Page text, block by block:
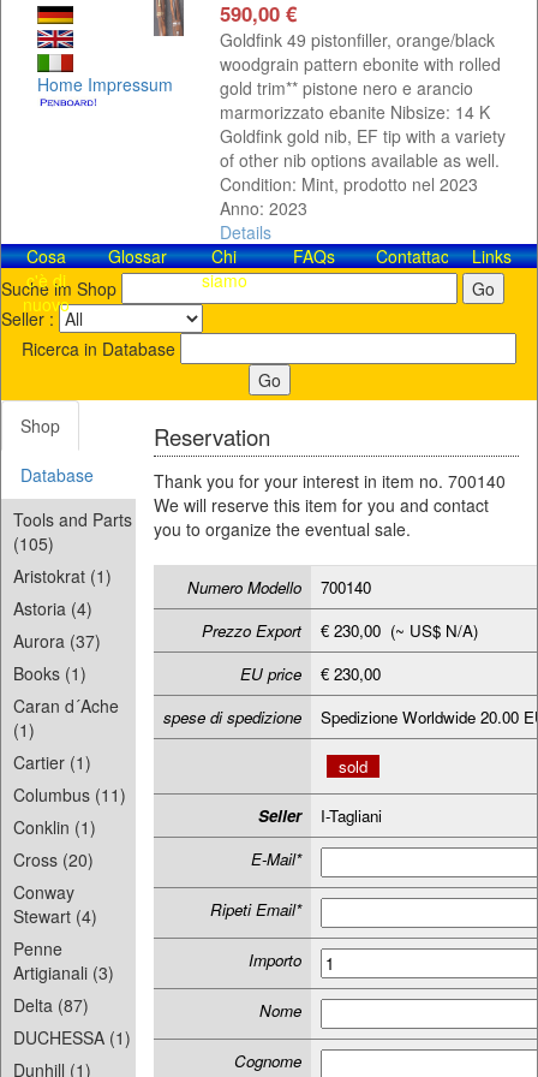
Home Impressum
590,00 €
Goldfink 49 pistonfiller, orange/black
woodgrain pattern ebonite with rolled
gold trim** pistone nero e arancio
marmorizzato ebanite Nibsize: 14 K
Goldfink gold nib, EF tip with a variety
of other nib options available as well.
Condition: Mint, prodotto nel 2023
Anno: 2023
Details
Cosa
c'è di
nuovo
Glossar
Chi
siamo
FAQs Contattaci! Links
Suche im Shop
Seller :
Ricerca in Database
Shop
Database
Tools and Parts
(105)
Aristokrat (1)
Astoria (4)
Aurora (37)
Books (1)
Caran d´Ache
(1)
Cartier (1)
Columbus (11)
Conklin (1)
Cross (20)
Conway
Stewart (4)
Penne
Artigianali (3)
Delta (87)
DUCHESSA (1)
Dunhill (1)
Reservation
Thank you for your interest in item no. 700140
We will reserve this item for you and contact
you to organize the eventual sale.
Numero Modello
700140
Prezzo Export
€ 230,00 (~ US$ N/A)
EU price
€ 230,00
spese di spedizione
Spedizione Worldwide 20.00
sold
Seller
I-Tagliani
E-Mail*
Ripeti Email*
Importo
Nome
Cognome